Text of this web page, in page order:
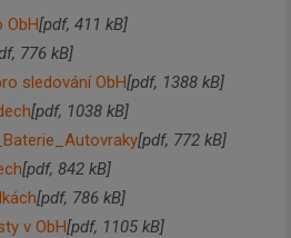
ObH[pdf, 411 kB]
776 kB]
sledování ObH[pdf, 1388 kB]
[pdf, 1038 kB]
[pdf, 772 kB]
[pdf, 842 kB]
[pdf, 786 kB]
v ObH[pdf, 1105 kB]
ty nejdůležitější
1x týdně.
Odebírat